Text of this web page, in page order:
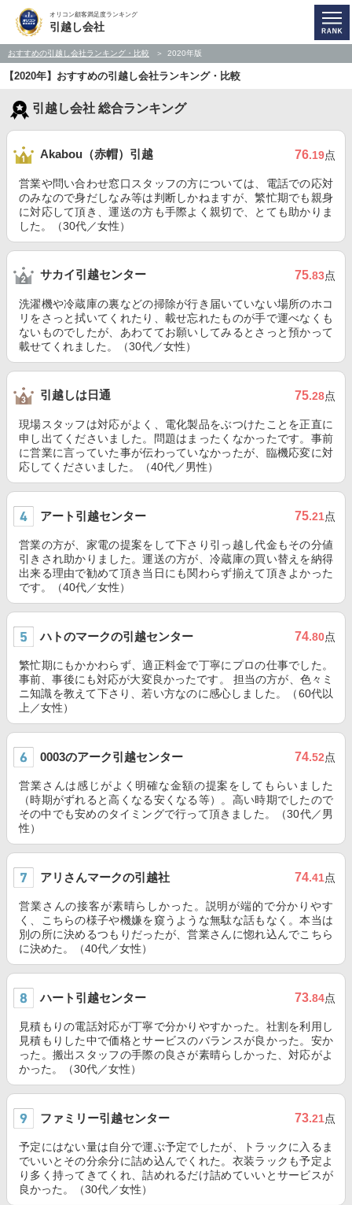
オリコン顧客満足度ランキング
引越し会社
おすすめの引越し会社ランキング・比較 2020年版
【2020年】おすすめの引越し会社ランキング・比較
引越し会社 総合ランキング
Akabou（赤帽）引越 76.19点
営業や問い合わせ窓口スタッフの方については、電話での応対
のみなので身だしなみ等は判断しかねますが、繁忙期でも親身
に対応して頂き、運送の方も手際よく親切で、とても助かりま
した。（30代／女性）
サカイ引越センター 75.83点
洗濯機や冷蔵庫の裏などの掃除が行き届いていない場所のホコ
リをさっと拭いてくれたり、載せ忘れたものが手で運べなくも
ないものでしたが、あわててお願いしてみるとさっと預かって
載せてくれました。（30代／女性）
引越しは日通 75.28点
現場スタッフは対応がよく、電化製品をぶつけたことを正直に
申し出てくださいました。問題はまったくなかったです。事前
に営業に言っていた事が伝わっていなかったが、臨機応変に対
応してくださいました。（40代／男性）
アート引越センター 75.21点
営業の方が、家電の提案をして下さり引っ越し代金もその分値
引きされ助かりました。運送の方が、冷蔵庫の買い替えを納得
出来る理由で勧めて頂き当日にも関わらず揃えて頂きよかった
です。（40代／女性）
ハトのマークの引越センター 74.80点
繁忙期にもかかわらず、適正料金で丁寧にプロの仕事でした。
事前、事後にも対応が大変良かったです。 担当の方が、色々ミ
ニ知識を教えて下さり、若い方なのに感心しました。（60代以
上／女性）
0003のアーク引越センター 74.52点
営業さんは感じがよく明確な金額の提案をしてもらいました
（時期がずれると高くなる安くなる等）。高い時期でしたので
その中でも安めのタイミングで行って頂きました。（30代／男
性）
アリさんマークの引越社 74.41点
営業さんの接客が素晴らしかった。説明が端的で分かりやす
く、こちらの様子や機嫌を窺うような無駄な話もなく。本当は
別の所に決めるつもりだったが、営業さんに惚れ込んでこちら
に決めた。（40代／女性）
ハート引越センター 73.84点
見積もりの電話対応が丁寧で分かりやすかった。社割を利用し
見積もりした中で価格とサービスのバランスが良かった。安か
った。搬出スタッフの手際の良さが素晴らしかった、対応がよ
かった。（30代／女性）
ファミリー引越センター 73.21点
予定にはない量は自分で運ぶ予定でしたが、トラックに入るま
でいいとその分余分に詰め込んでくれた。衣装ラックも予定よ
り多く持ってきてくれ、詰めれるだけ詰めていいとサービスが
良かった。（30代／女性）